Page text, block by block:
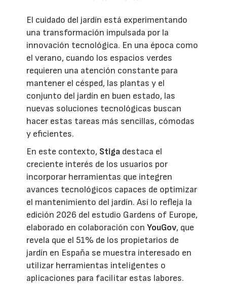
El cuidado del jardín está experimentando
una transformación impulsada por la
innovación tecnológica. En una época como
el verano, cuando los espacios verdes
requieren una atención constante para
mantener el césped, las plantas y el
conjunto del jardín en buen estado, las
nuevas soluciones tecnológicas buscan
hacer estas tareas más sencillas, cómodas
y eficientes.
En este contexto, Stiga destaca el
creciente interés de los usuarios por
incorporar herramientas que integren
avances tecnológicos capaces de optimizar
el mantenimiento del jardín. Así lo refleja la
edición 2026 del estudio Gardens of Europe,
elaborado en colaboración conYouGov, que
revela que el 51% de los propietarios de
jardín en España se muestra interesado en
utilizar herramientas inteligentes o
aplicaciones para facilitar estas labores.